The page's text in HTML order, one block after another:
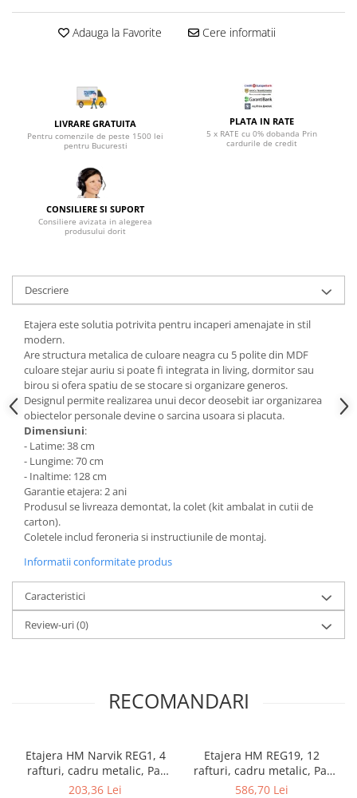
Top saltele memory 5 cm
Saltele ieftine
Saltele cu plasa de arcuri
Saltele cu spuma
Scaune manager
Mobilier bucatarie
Mobila bucatarie
Seturi mese si scaune bucatarie
Mobilier hol
Suporturi si rafturi pantofi
Portmantouri
Pantofare
Suport pentru umerase
Cuiere
Mobilier gradinita
Mese gradinita
Scaune gradinita
Set mese si scaune gradinita
Mobilier copii
Mobila camera copii
Scaune birou pentru copii
Saltele patuturi copii
Paturi copii
Seturi comode living si dormitor
Adauga la Favorite Cere informatii
LIVRARE GRATUITA
Pentru comenzile de peste 1500 lei
pentru Bucuresti
PLATA IN RATE
5 x RATE cu 0% dobanda Prin
cardurile de credit
CONSILIERE SI SUPORT
Consiliere avizata in alegerea
produsului dorit
Descriere
Etajera este solutia potrivita pentru incaperi amenajate in stil
modern.
Are structura metalica de culoare neagra cu 5 polite din MDF
culoare stejar auriu si poate fi integrata in living, dormitor sau
birou si ofera spatiu de se stocare si organizare generos.
Designul permite realizarea unui decor deosebit iarorganizarea
obiectelor personale devine o sarcina usoara si placuta.
Dimensiuni:
- Latime: 38 cm
- Lungime: 70 cm
- Inaltime: 128 cm
Garantie etajera: 2 ani
Produsul se livreaza demontat, la colet (kit ambalat in cutii de
carton).
Coletele includ feroneria si instructiunile de montaj.
Informatii conformitate produs
Caracteristici
Review-uri(0)
RECOMANDARI
Etajera HM Narvik REG1, 4
rafturi, cadru metalic, Pal
melaminat, negru/stejar
203,36 Lei
Etajera HM REG19, 12
rafturi, cadru metalic, Pal
melaminat, negru/stejar
586,70 Lei